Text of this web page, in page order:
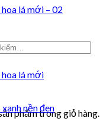
phẩm trong giỏ hàng.
lá mới – 02
lá mới